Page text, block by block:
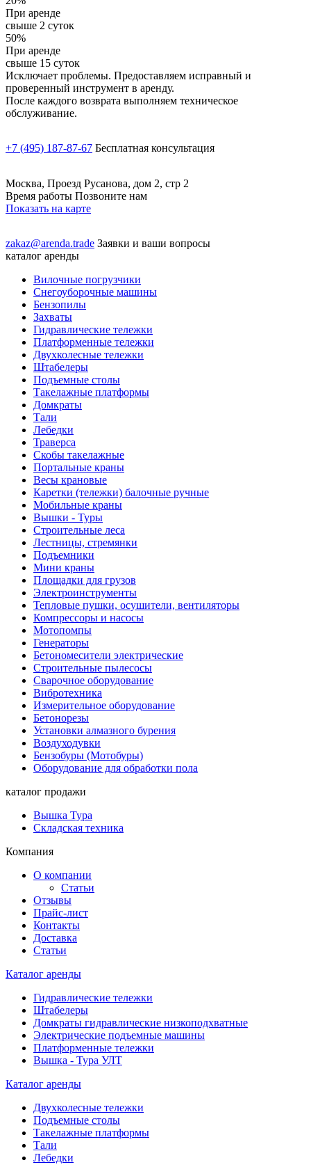
При аренде
свыше 2 суток
50%
При аренде
свыше 15 суток
Исключает проблемы. Предоставляем исправный и
проверенный инструмент в аренду.
После каждого возврата выполняем техническое
обслуживание.
+7 (495) 187-87-67 Бесплатная консультация
Москва, Проезд Русанова, дом 2, стр 2
Время работы Позвоните нам
Показать на карте
zakaz@arenda.trade Заявки и ваши вопросы
каталог аренды
Вилочные погрузчики
Снегоуборочные машины
Бензопилы
Захваты
Гидравлические тележки
Платформенные тележки
Двухколесные тележки
Штабелеры
Подъемные столы
Такелажные платформы
Домкраты
Тали
Лебедки
Траверса
Скобы такелажные
Портальные краны
Весы крановые
Каретки (тележки) балочные ручные
Мобильные краны
Вышки - Туры
Строительные леса
Лестницы, стремянки
Подъемники
Мини краны
Площадки для грузов
Электроинструменты
Тепловые пушки, осушители, вентиляторы
Компрессоры и насосы
Мотопомпы
Генераторы
Бетономесители электрические
Строительные пылесосы
Сварочное оборудование
Вибротехника
Измерительное оборудование
Бетонорезы
Установки алмазного бурения
Воздуходувки
Бензобуры (Мотобуры)
Оборудование для обработки пола
каталог продажи
Вышка Тура
Складская техника
Компания
О компании
Статьи
Отзывы
Прайс-лист
Контакты
Доставка
Статьи
Каталог аренды
Гидравлические тележки
Штабелеры
Домкраты гидравлические низкоподхватные
Электрические подъемные машины
Платформенные тележки
Вышка - Тура УЛТ
Каталог аренды
Двухколесные тележки
Подъемные столы
Такелажные платформы
Тали
Лебедки